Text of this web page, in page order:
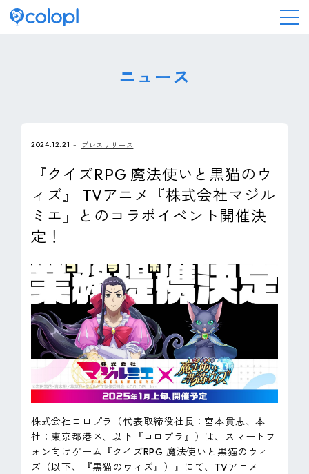
IR情報
採用情報
サステナビリティ
ピンマーク
ニュース
2024.12.21 プレスリリース
『クイズRPG 魔法使いと黒猫のウ
ィズ』 TVアニメ『株式会社マジル
ミエ』とのコラボイベント開催決
定！
株式会社コロプラ（代表取締役社長：宮本貴志、本
社：東京都港区、以下『コロプラ』）は、スマートフ
ォン向けゲーム『クイズRPG 魔法使いと黒猫のウィ
ズ（以下、『黒猫のウィズ』）』にて、TVアニメ